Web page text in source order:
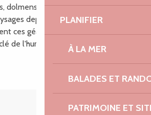
PLANIFIER
À LA MER
BALADES ET
PATRIMOINE ET
dolmens et allées couvertes
depuis des millénaires. Mais
ces géants de granite ? Retour
de l'humanité : le Néolithique...